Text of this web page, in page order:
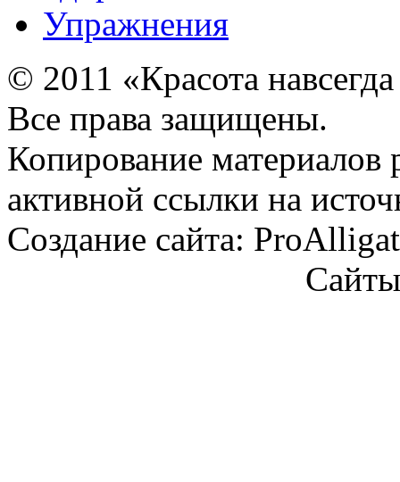
Упражнения
© 2011 «Красота
Все права защищены.
Копирование материалов
активной ссылки на
Создание сайта: